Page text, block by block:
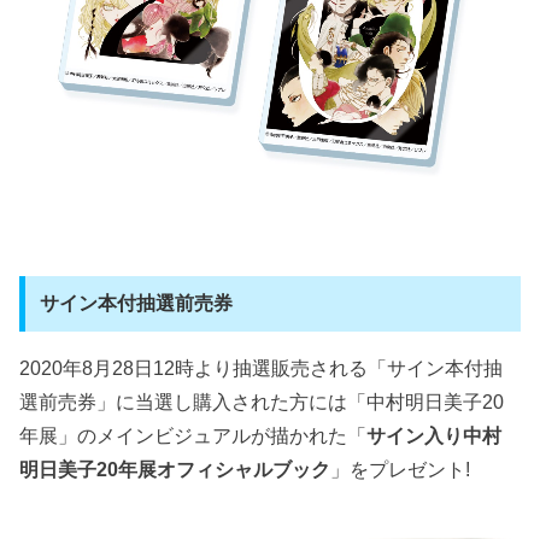
サイン本付抽選前売券
2020年8月28日12時より抽選販売される「サイン本付抽
選前売券」に当選し購入された方には「中村明日美子20
年展」のメインビジュアルが描かれた「サイン入り中村
明日美子20年展オフィシャルブック 」をプレゼント!